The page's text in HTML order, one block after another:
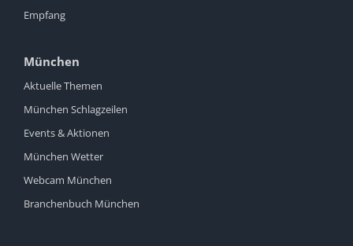
Empfang
München
Aktuelle Themen
München Schlagzeilen
Events & Aktionen
München Wetter
Webcam München
Branchenbuch München